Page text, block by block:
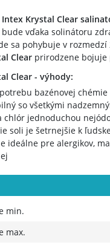
Intex Krystal Clear
vďaka solinátoru
sa pohybuje v
Clearprirodzene bojuje
Clear - výhody:
bazénovej
so všetkými
chlór jednoduchou
soli je šetrnejšie k
ideálne pre alergikov,
min.
max.